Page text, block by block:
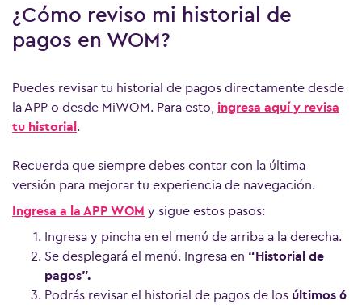
¿Cómo reviso mi historial de
pagos en WOM?
Puedes revisar tu historial de pagos directamente desde
la APP o desde MiWOM. Para esto, ingresa aquí y revisa
tu historial.
Recuerda que siempre debes contar con la última
versión para mejorar tu experiencia de navegación.
Ingresa a la APP WOM y sigue estos pasos:
Ingresa y pincha en el menú de arriba a la derecha.
Se desplegará el menú. Ingresa en “Historial de
pagos”.
Podrás revisar el historial de pagos de los últimos 6